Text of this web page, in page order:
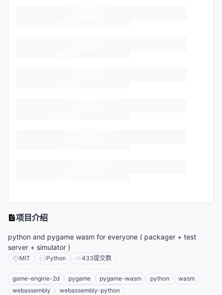
项目介绍
python and pygame wasm for everyone ( packager + test
server + simulator )
MIT Python 433提交数
game-engine-2d pygame pygame-wasm python
wasm
webassembly
webassembly-python